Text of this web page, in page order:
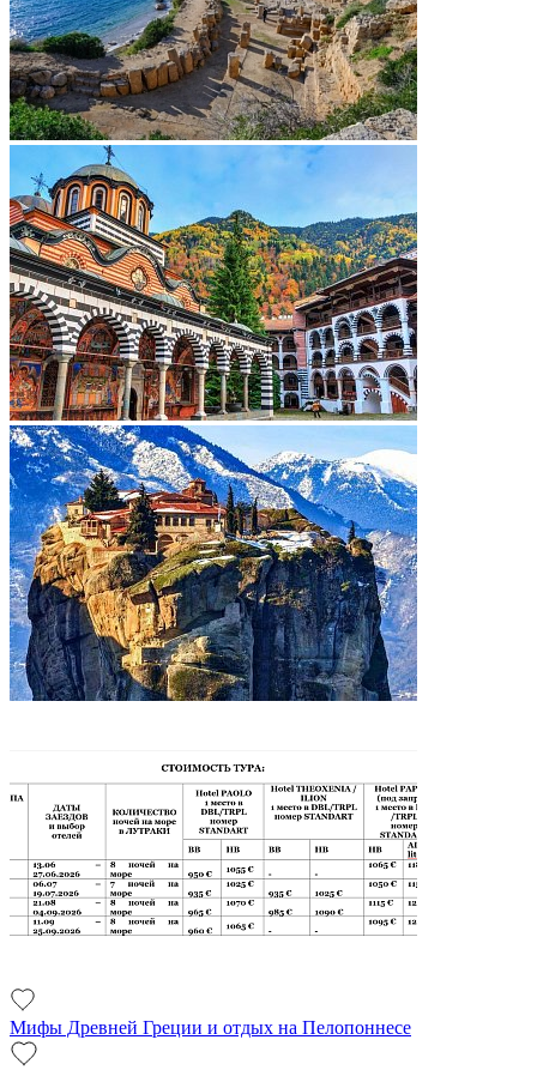
Мифы Древней Греции и отдых на Пелопоннесе